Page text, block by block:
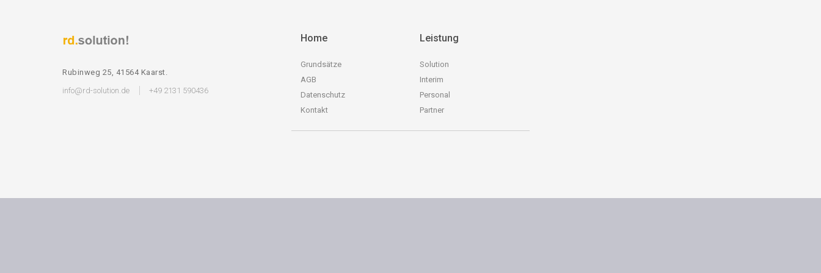
Rubinweg 25, 41564 Kaarst.
info@rd-solution.de
+49 2131 590436
Home
Grundsätze
AGB
Datenschutz
Kontakt
Leistung
Solution
Interim
Personal
Partner